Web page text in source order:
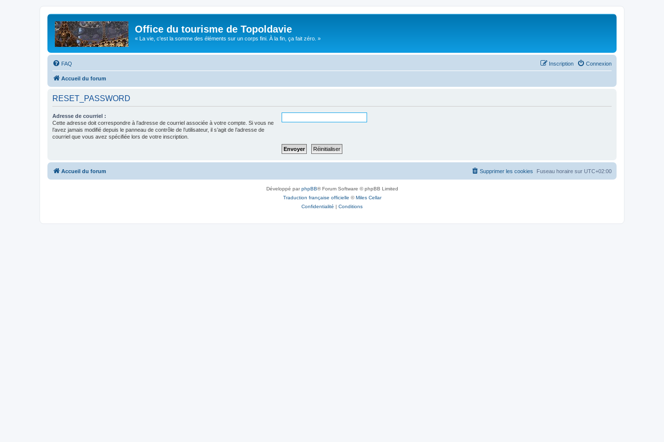
Office du tourisme de Topoldavie
« La vie, c'est la somme des éléments sur un corps fini. À la fin, ça fait zéro. »
FAQ Connexion
Inscription
Accueil du forum
RESET_PASSWORD
Adresse de courriel :
Cette adresse doit correspondre à l’adresse de courriel associée à votre compte. Si vous ne
l’avez jamais modifié depuis le panneau de contrôle de l’utilisateur, il s’agit de l’adresse de
courriel que vous avez spécifiée lors de votre inscription.
Accueil du forum Fuseau horaire sur UTC+02:00
Supprimer les cookies
Développé parphpBB® Forum Software © phpBB Limited
Traduction française officielle ©Miles Cellar
Confidentialité | Conditions